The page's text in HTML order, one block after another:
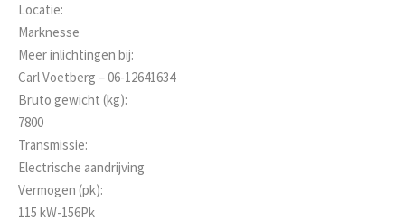
Locatie:
Marknesse
Meer inlichtingen bij:
Carl Voetberg – 06-12641634
Bruto gewicht (kg):
7800
Transmissie:
Electrische aandrijving
Vermogen (pk):
115 kW-156Pk